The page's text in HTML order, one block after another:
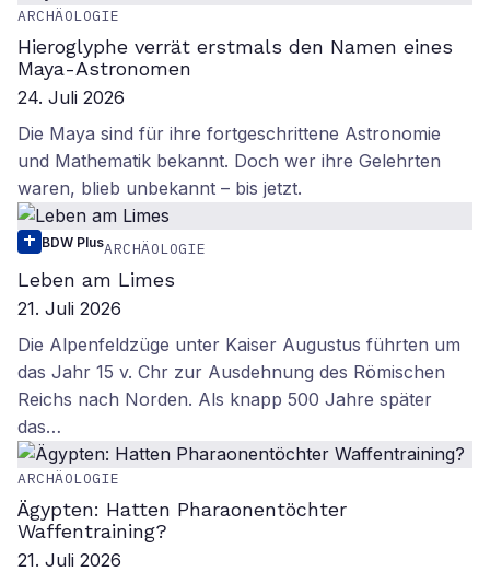
ARCHÄOLOGIE
Hieroglyphe verrät erstmals den Namen eines
Maya-Astronomen
24. Juli 2026
Die Maya sind für ihre fortgeschrittene Astronomie
und Mathematik bekannt. Doch wer ihre Gelehrten
waren, blieb unbekannt – bis jetzt.
BDW PlusARCHÄOLOGIE
Leben am Limes
21. Juli 2026
Die Alpenfeldzüge unter Kaiser Augustus führten um
das Jahr 15 v. Chr zur Ausdehnung des Römischen
Reichs nach Norden. Als knapp 500 Jahre später
das…
ARCHÄOLOGIE
Ägypten: Hatten Pharaonentöchter
Waffentraining?
21. Juli 2026